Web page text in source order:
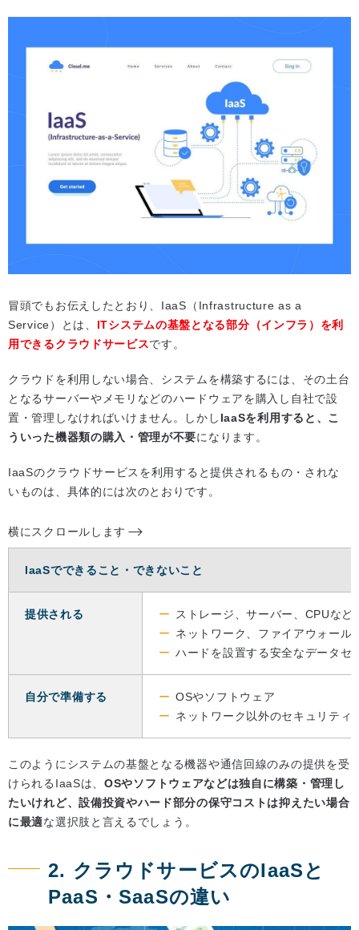
冒頭でもお伝えしたとおり、IaaS（Infrastructure as a
Service）とは、 ITシステムの基盤となる部分（インフラ）を利
用できるクラウドサービスです。
クラウドを利用しない場合、システムを構築するには、その土台
となるサーバーやメモリなどのハードウェアを購入し自社で設
置・管理しなければいけません。しかし IaaSを利用すると、こ
ういった機器類の購入・管理が不要になります。
IaaSのクラウドサービスを利用すると提供されるもの・されな
いものは、具体的には次のとおりです。
横にスクロールします
IaaSでできること・できないこと
提供される
ストレージ、サーバー、CPUなど
ネットワーク、ファイアウォール
ハードを設置する安全なデータセ
自分で準備する
OSやソフトウェア
ネットワーク以外のセキュリティ
このようにシステムの基盤となる機器や通信回線のみの提供を受
けられるIaaSは、 OSやソフトウェアなどは独自に構築・管理し
たいけれど、設備投資やハード部分の保守コストは抑えたい場合
に最適な選択肢と言えるでしょう。
2. クラウドサービスのIaaSと
PaaS・SaaSの違い